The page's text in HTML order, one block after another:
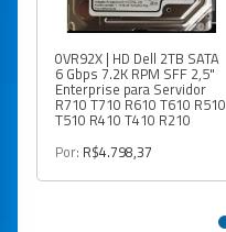
0VR92X | HD Dell 2TB SATA
6 Gbps 7.2K RPM SFF 2,5"
Enterprise para Servidor
R710 T710 R610 T610 R510
T510 R410 T410 R210
Por: R$4.798,37